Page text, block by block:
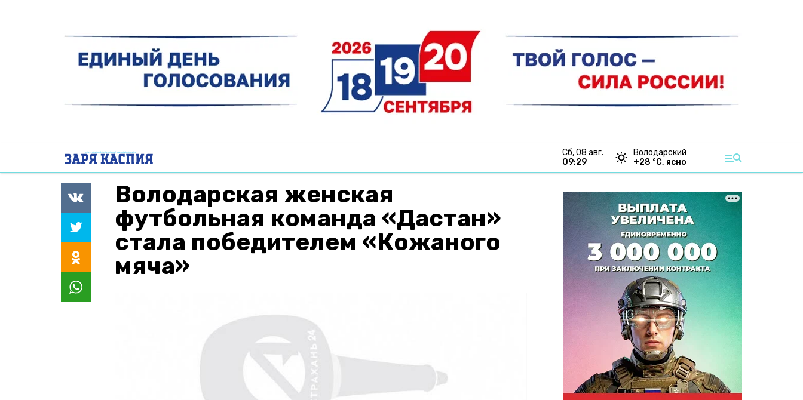
сб, 08 авг.
09:29
Володарский
+28 °С, ясно
Володарская женская
футбольная команда «Дастан»
стала победителем «Кожаного
мяча»